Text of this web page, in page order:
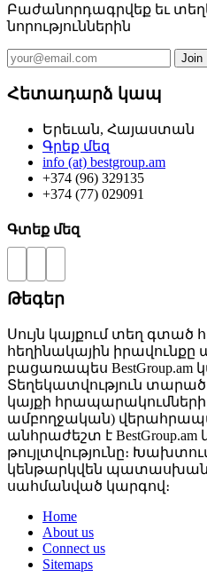
Բաժանորդագրվեք եւ
նորություններին
Հետադարձ կապ
Երեւան, Հայաստան
Գրեք մեզ
info (at) bestgroup.am
+374 (96) 329135
+374 (77) 029091
Գտեք մեզ
Թեգեր
Սույն կայքում տեղ
հեղինակային
բացառապես BestGroup.am
Տեղեկատվություն
կայքի
ամբողջական)
անհրաժեշտ է
թույլտվությունը։
կենթարկվեն
սահմանված կարգով։
Home
About us
Connect us
Sitemaps